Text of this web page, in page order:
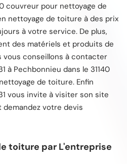
couvreur pour nettoyage de
nettoyage de toiture à des prix
à votre service. De plus,
des matériels et produits de
vous conseillons à contacter
à Pechbonnieu dans le 31140
de toiture. Enfin
vous invite à visiter son site
votre devis
toiture par L'entreprise